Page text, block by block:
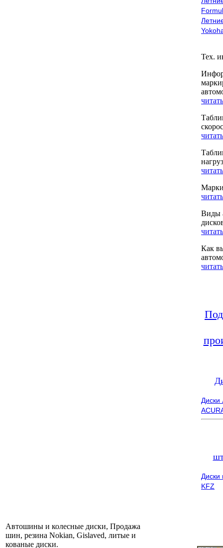
Тех.
Виды
Как
Диски
KFZ
Автошины и колесные диски, Продажа
шин, резина Nokian, Gislaved, литые и
кованые диски.